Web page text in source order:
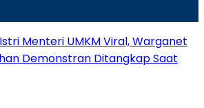
Menteri UMKM Viral, Warganet
Demonstran Ditangkap Saat